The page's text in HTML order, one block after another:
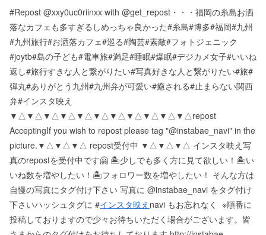
#Repost @xxy0uc0riinxx with @get_repost・・・福岡の糸島お洒
落なカフェも多すぎるしめっちゃ良かった️#糸島#博多#福岡#九州
#九州旅行#お洒落カフェ#巡る#陶芸#素敵#フォトジェニック
#joytb#島の子ども#電車旅#満足#睡眠#爆眠#デジカメ女子#いいね
返し#旅行すきな人と繋がりたい#写真好きな人と繋がりたい#旅#
弾丸#ありがとう九州#九州弁が可愛い#癒される#止まらない関西
弁#インスタ映え
▼△▼△▼△▼△▼△▼△▼△▼△▼△▼△▼△ repost
Accepting If you wish to repost please tag "@instabae_navi" in the
picture. ▼△▼△▼△ repost受付中 ▼△▼△▼△ インスタ映え写
真のrepostを受付中です🤗 🏝少しでも多く方に見て欲しい！ 🏝い
いね数を増やしたい！ 🏝フォロワー数を増やしたい！ そんな方は
自慢の写真にタグ付け下さい 写真に @instabae_navi をタグ付け
下さい️ ハッシュタグに #インスタ映え navi もお忘れなく ️ ※順番に
投稿しておりますので少々お待ちいただく場合がございます。 皆